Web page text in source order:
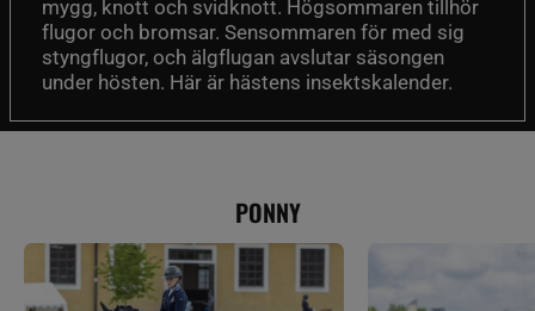
mygg, knott och svidknott. Högsommaren tillhör
flugor och bromsar. Sensommaren för med sig
styngflugor, och älgflugan avslutar säsongen
under hösten. Här är hästens insektskalender.
PONNY